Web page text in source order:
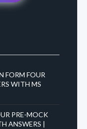
FORM FOUR
WITH MS
PRE-MOCK
ANSWERS |